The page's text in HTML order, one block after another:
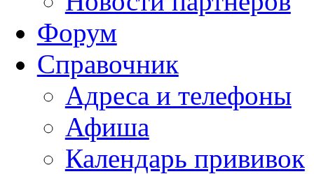
Форум
Справочник
Адреса и телефоны
Афиша
Календарь прививок